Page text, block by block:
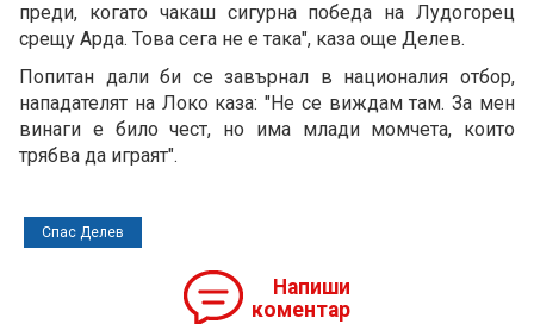
преди, когато чакаш сигурна победа на Лудогорец
срещу Арда. Това сега не е така", каза още Делев.
Попитан дали би се завърнал в националия отбор,
нападателят на Локо каза: "Не се виждам там. За мен
винаги е било чест, но има млади момчета, които
трябва да играят".
Спас Делев
Напиши
коментар